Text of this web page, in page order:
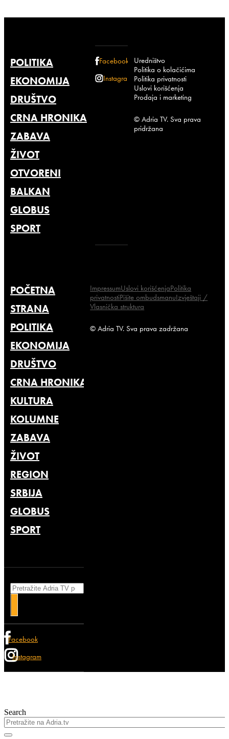
POLITIKA
EKONOMIJA
DRUŠTVO
CRNA HRONIKA
ZABAVA
ŽIVOT
OTVORENI
BALKAN
GLOBUS
SPORT
Facebook
Instagram
Uredništvo
Politika o kolačićima
Politika privatnosti
Uslovi korišćenja
Prodaja i marketing
© Adria TV. Sva prava
pridržana
POČETNA
STRANA
POLITIKA
EKONOMIJA
DRUŠTVO
CRNA HRONIKA
KULTURA
KOLUMNE
ZABAVA
ŽIVOT
REGION
SRBIJA
GLOBUS
SPORT
Facebook
Instagram
ImpressumUslovi korišćenjaPolitika
privatnostiPišite ombudsmanuIzvještaji /
Vlasnička struktura
© Adria TV. Sva prava zadržana
Search